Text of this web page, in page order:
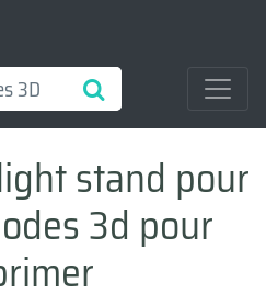
stand pour
3d pour